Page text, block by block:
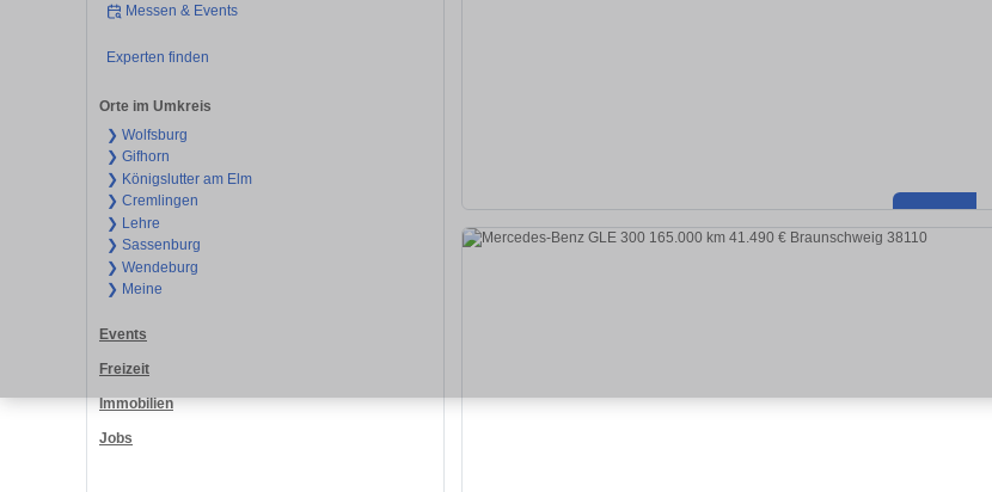
Messen & Events
Experten finden
Orte im Umkreis
❯ Wolfsburg
❯ Gifhorn
❯ Königslutter am Elm
❯ Cremlingen
❯ Lehre
❯ Sassenburg
❯ Wendeburg
❯ Meine
Events
Freizeit
Immobilien
Jobs